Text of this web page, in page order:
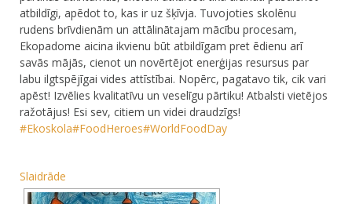
atbildīgi, apēdot to, kas ir uz šķīvja. Tuvojoties skolēnu
rudens brīvdienām un attālinātajam mācību procesam,
Ekopadome aicina ikvienu būt atbildīgam pret ēdienu arī
savās mājās, cienot un novērtējot enerģijas resursus par
labu ilgtspējīgai vides attīstībai. Nopērc, pagatavo tik, cik vari
apēst! Izvēlies kvalitatīvu un veselīgu pārtiku! Atbalsti vietējos
ražotājus! Esi sev, citiem un videi draudzīgs!
#Ekoskola#FoodHeroes#WorldFoodDay
Slaidrāde